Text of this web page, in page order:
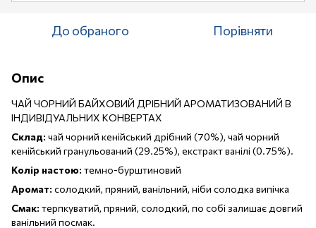
До обраного Порівняти
Опис
ЧАЙ ЧОРНИЙ БАЙХОВИЙ ДРІБНИЙ АРОМАТИЗОВАНИЙ В
ІНДИВІДУАЛЬНИХ КОНВЕРТАХ
Склад: чай чорний кенійський дрібний (70%), чай чорний
кенійський гранульований (29.25%), екстракт ванілі (0.75%).
Колір настою: темно-бурштиновий
Аромат: солодкий, пряний, ванільний, ніби солодка випічка
Смак: терпкуватий, пряний, солодкий, по собі залишає довгий
ванільний посмак.